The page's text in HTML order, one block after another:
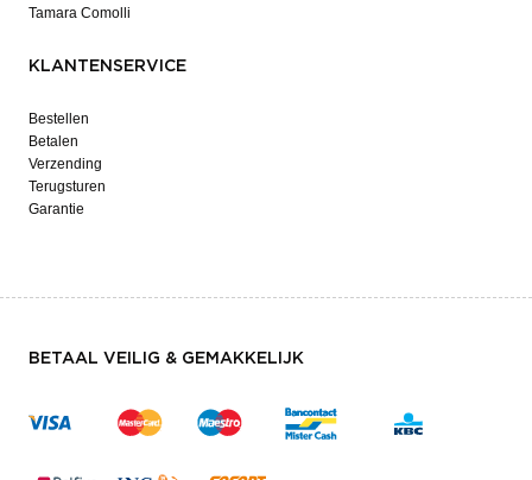
Tamara Comolli
KLANTENSERVICE
Bestellen
Betalen
Verzending
Terugsturen
Garantie
BETAAL VEILIG & GEMAKKELIJK